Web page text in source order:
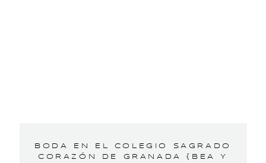
BODA EN EL COLEGIO SAGRADO
CORAZÓN DE GRANADA {BEA Y